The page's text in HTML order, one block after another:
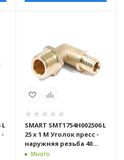
L
SMART SMT1754H002506 L
25 x 1 M Уголок пресс -
наружняя резьба 40
штук в упаковке
Много